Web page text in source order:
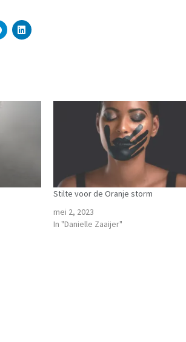
Stilte voor de Oranje storm
mei 2, 2023
In "Danielle Zaaijer"